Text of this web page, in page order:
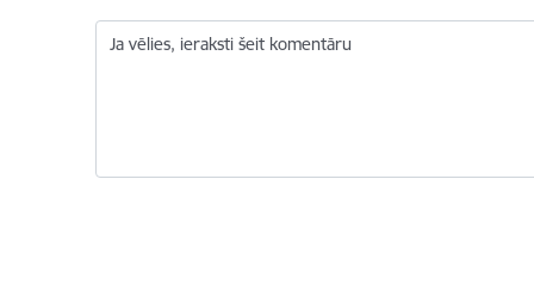
Ja vēlies, ieraksti šeit komentāru